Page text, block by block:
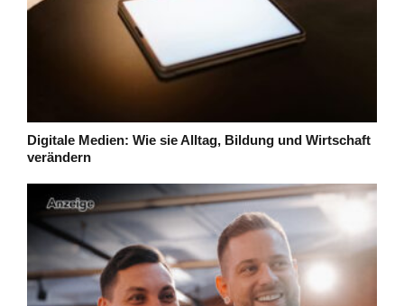
Digitale Medien: Wie sie Alltag, Bildung und Wirtschaft
verändern